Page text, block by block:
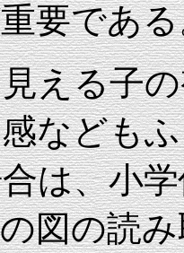
要であ
る子の
なども
は、小
図の読